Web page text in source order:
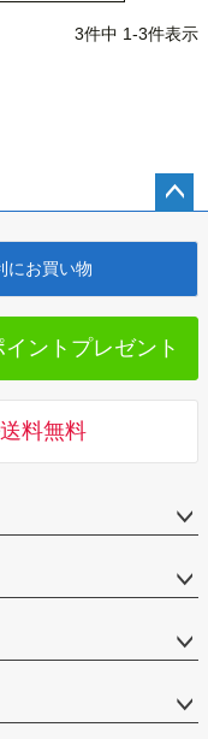
3件中 1-3件表示
へ
にお買い物
イントプレゼント
送料無料